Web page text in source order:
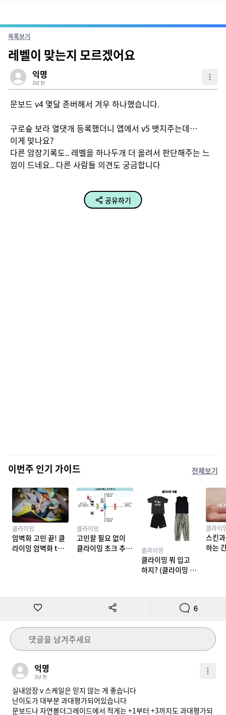
목록보기
레벨이 맞는지 모르겠어요
익명
2년 전
문보드 v4 몇달 존버해서 겨우 하나했습니다.
구로숲 보라 열댓개 등록했더니 앱에서 v5 뱃지주는데…
이게 맞나요?
다른 암장기록도.. 레벨을 하나두개 더 올려서 판단해주는 느
낌이 드네요.. 다른 사람들 의견도 궁금합니다
공유하기
이번주 인기 가이드 전체보기
클라이밍
암벽화 고민 끝! 클
라이밍 암벽화 top
클라이밍
고민할 필요 없이
클라이밍 초크 추천
클라이밍
클라이밍 뭐 입고
하지? (클라이밍 복
클라이
스킨
하는
6
댓글을 남겨주세요
익명
2년 전
실내암장 v 스케일은 믿지 않는 게 좋습니다
난이도가 대부분 과대평가되어있습니다
문보드나 자연볼더그레이드에서 적게는 +1부터 +3까지도 과대평가되